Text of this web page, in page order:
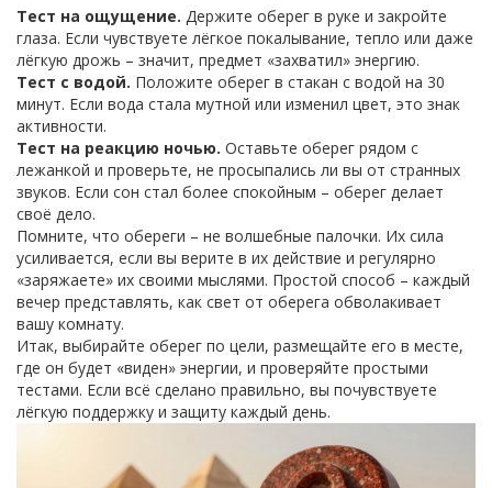
Тест на ощущение. Держите оберег в руке и закройте
глаза. Если чувствуете лёгкое покалывание, тепло или даже
лёгкую дрожь – значит, предмет «захватил» энергию.
Тест с водой. Положите оберег в стакан с водой на 30
минут. Если вода стала мутной или изменил цвет, это знак
активности.
Тест на реакцию ночью. Оставьте оберег рядом с
лежанкой и проверьте, не просыпались ли вы от странных
звуков. Если сон стал более спокойным – оберег делает
своё дело.
Помните, что обереги – не волшебные палочки. Их сила
усиливается, если вы верите в их действие и регулярно
«заряжаете» их своими мыслями. Простой способ – каждый
вечер представлять, как свет от оберега обволакивает
вашу комнату.
Итак, выбирайте оберег по цели, размещайте его в месте,
где он будет «виден» энергии, и проверяйте простыми
тестами. Если всё сделано правильно, вы почувствуете
лёгкую поддержку и защиту каждый день.